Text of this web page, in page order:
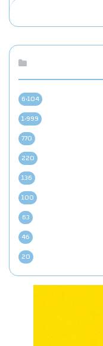
6٬104
1٬999
770
220
136
100
63
46
20